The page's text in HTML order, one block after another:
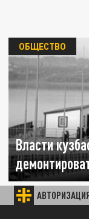
Власти
ОБЩЕСТВО
01 АПРЕЛЯ 13:41